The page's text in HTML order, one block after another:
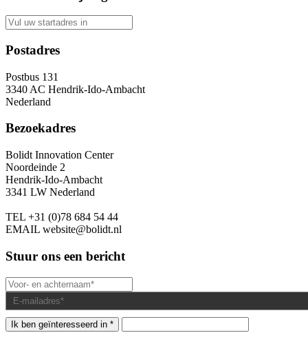
Postadres
Postbus 131
3340 AC Hendrik-Ido-Ambacht
Nederland
Bezoekadres
Bolidt Innovation Center
Noordeinde 2
Hendrik-Ido-Ambacht
3341 LW Nederland
TEL +31 (0)78 684 54 44
EMAIL website@bolidt.nl
Stuur ons een bericht
Ik ben geïnteresseerd in *